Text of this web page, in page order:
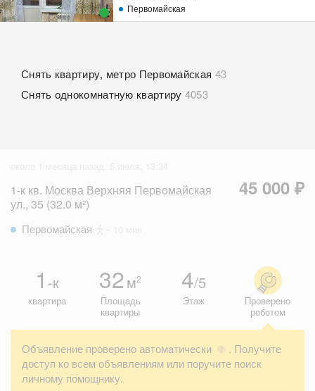
Первомайская
Снять квартиру, метро Первомайская 43
Снять однокомнатную квартиру 4053
1-к кв. Москва Верхняя Первомайская
ул., 35 (32.0 м²)
45 000 ₽
Первомайская
1 -к
квартира
32 м2
Площадь
квартиры
4/5
Этаж
Проверено
роботом
Объявление проверено автоматически ?
. Получите
доступ ко всем объявлениям или поручите поиск
личному помощнику.